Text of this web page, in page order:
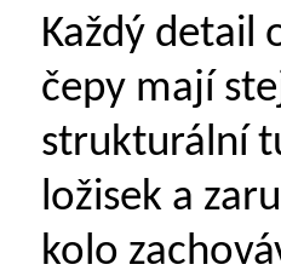
Každý detail
čepy mají
strukturální
ložisek a
kolo